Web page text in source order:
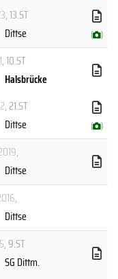
, 13.ST
Dittse ( )
, 10.ST
Halsbrücke
, 21.ST
Dittse ( )
,
Dittse
,
Dittse
, 9.ST
SG Dittm.